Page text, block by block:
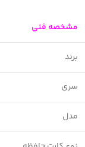
مشخصه فنی
برند
سری
مدل